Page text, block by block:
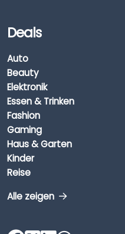
Deals
Auto
Beauty
Elektronik
Essen & Trinken
Fashion
Gaming
Haus & Garten
Kinder
Reise
Alle zeigen